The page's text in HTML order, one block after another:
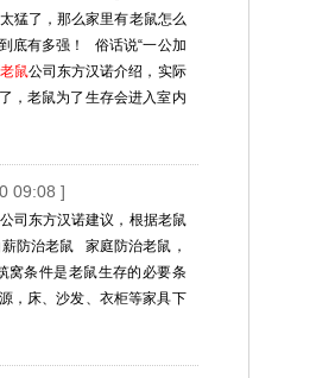
猛了，那么家里有老鼠怎么
底有多强！ 俗话说“一公加
鼠公司东方汉诺介绍，实际
，老鼠为了生存会进入室内
09:08 ]
公司东方汉诺建议，根据老鼠
防治老鼠 家庭防治老鼠，
窝条件是老鼠生存的必要条
，床、沙发、衣柜等家具下